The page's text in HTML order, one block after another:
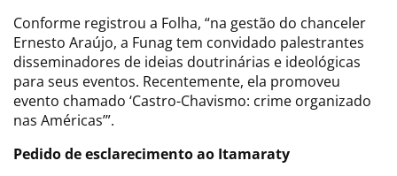
Conforme registrou a Folha, “na gestão do chanceler
Ernesto Araújo, a Funag tem convidado palestrantes
disseminadores de ideias doutrinárias e ideológicas
para seus eventos. Recentemente, ela promoveu
evento chamado ‘Castro-Chavismo: crime organizado
nas Américas’”.
Pedido de esclarecimento ao Itamaraty